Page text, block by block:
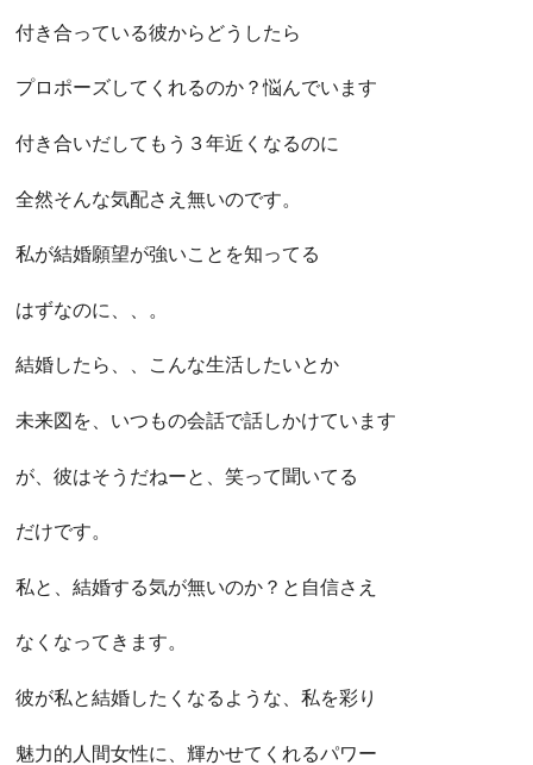
付き合っている彼からどうしたら
プロポーズしてくれるのか？悩んでいます
付き合いだしてもう３年近くなるのに
全然そんな気配さえ無いのです。
私が結婚願望が強いことを知ってる
はずなのに、、。
結婚したら、、こんな生活したいとか
未来図を、いつもの会話で話しかけています
が、彼はそうだねーと、笑って聞いてる
だけです。
私と、結婚する気が無いのか？と自信さえ
なくなってきます。
彼が私と結婚したくなるような、私を彩り
魅力的人間女性に、輝かせてくれるパワー